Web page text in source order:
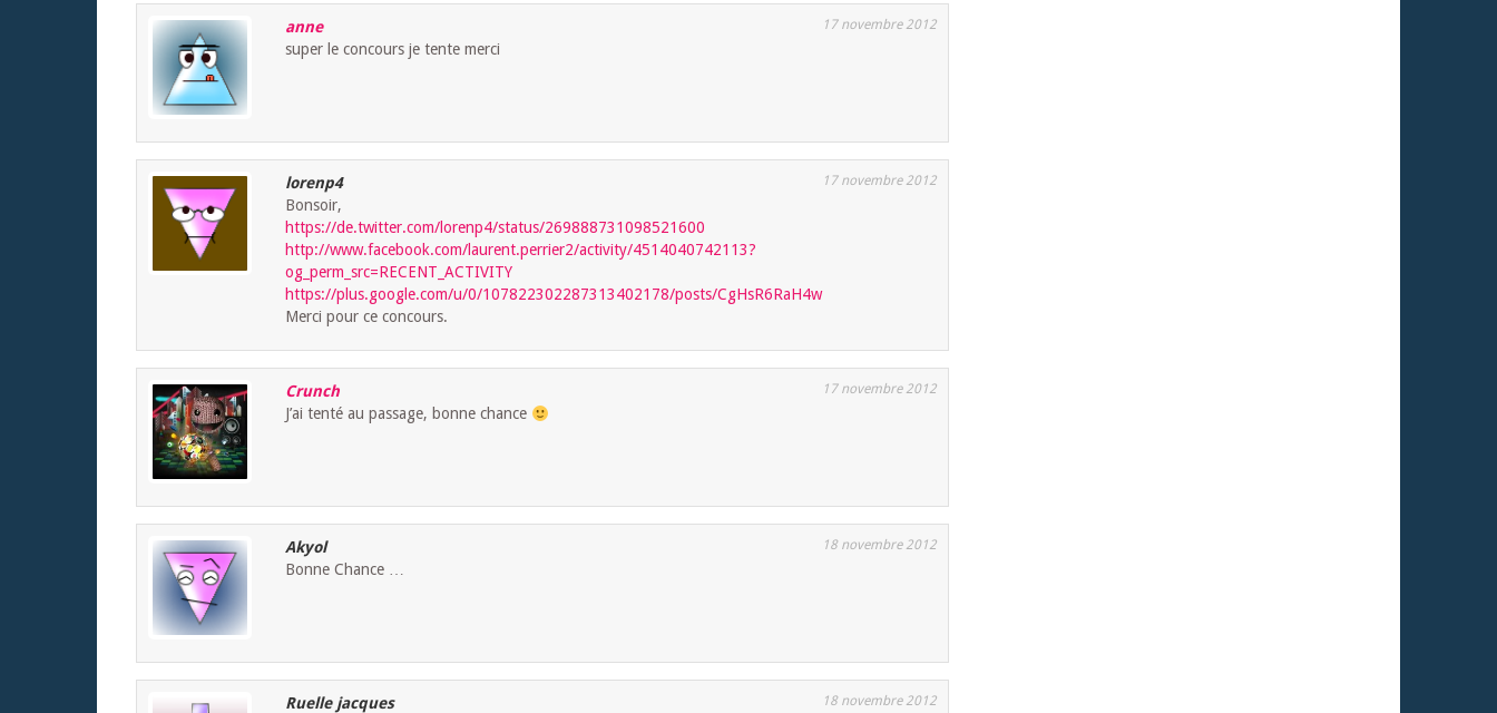
anne 17 novembre 2012
super le concours je tente merci
lorenp4 17 novembre 2012
Bonsoir,
https://de.twitter.com/lorenp4/status/269888731098521600
http://www.facebook.com/laurent.perrier2/activity/4514040742113?
og_perm_src=RECENT_ACTIVITY
https://plus.google.com/u/0/107822302287313402178/posts/CgHsR6RaH4w
Merci pour ce concours.
Crunch 17 novembre 2012
J’ai tenté au passage, bonne chance
Akyol 18 novembre 2012
Bonne Chance …
Ruelle jacques 18 novembre 2012